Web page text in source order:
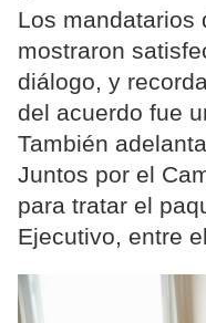
Los mandatarios
mostraron
diálogo, y
del acuerdo fue
También
Juntos por el
para tratar el
Ejecutivo, entre